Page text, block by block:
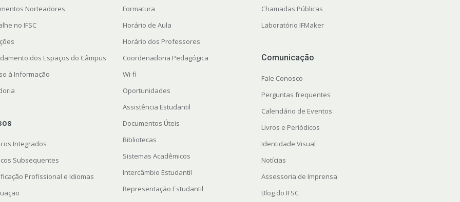
Norteadores
no IFSC
dos Espaços do Câmpus
à Informação
Integrados
Subsequentes
Profissional e Idiomas
Formatura
Horário de Aula
Horário dos Professores
Coordenadoria Pedagógica
Wi-fi
Oportunidades
Assistência Estudantil
Documentos Úteis
Bibliotecas
Sistemas Acadêmicos
Intercâmbio Estudantil
Representação Estudantil
Chamadas Públicas
Laboratório IFMaker
Comunicação
Fale Conosco
Perguntas frequentes
Calendário de Eventos
Livros e Periódicos
Identidade Visual
Notícias
Assessoria de Imprensa
Blog do IFSC